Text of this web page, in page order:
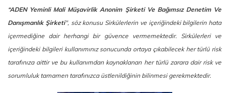
“ADEN Yeminli Mali Müşavirlik Anonim Şirketi Ve Bağımsız Denetim Ve
Danışmanlık Şirketi", söz konusu Sirkülerlerin ve içeriğindeki bilgilerin hata
içermediğine dair herhangi bir güvence vermemektedir. Sirkülerleri ve
içeriğindeki bilgileri kullanımınız sonucunda ortaya çıkabilecek her türlü risk
tarafınıza aittir ve bu kullanımdan kaynaklanan her türlü zarara dair risk ve
sorumluluk tamamen tarafınızca üstlenildiğinin bilinmesi gerekmektedir.